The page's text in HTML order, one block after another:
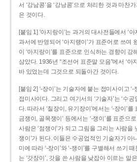
서 ‘강남콩’을 ‘강낭콩’으로 처리한 것과 마찬
은 것이다.
[붙임 1] ‘아지랑이’는 과거의 대사전들에서 ‘
과서에 반영되어 ‘아지랭이’가 표준어로 쓰여
이 ‘아지랑이’를 표준으로 인식하는 경향이 강
삼았다. 1936년 “조선어 표준말 모음”에서 ‘아
바 있었는데 그것으로 되돌아간 것이다.
[붙임 2] ‘-장이’는 기술자에 붙는 접미사이고
접미사이다. 그리고 여기서의 ‘기술자’는 ‘수
다. 따라서 ‘칠장이, 유기장이’에서는 ‘-장이’를
금쟁이, 골목쟁이’ 등에서는 ‘-쟁이’를 표준으
사람은 ‘점쟁이’가 되고 그림을 그리는 사람을
쟁이’가 된다. 이들은 수공업적인 기술자가 아
미에 따라 ‘-장이’와 ‘-쟁이’를 구별해서 쓰기
는 ‘갓장이’, 갓을 쓴 사람을 낮잡아 이르는 말